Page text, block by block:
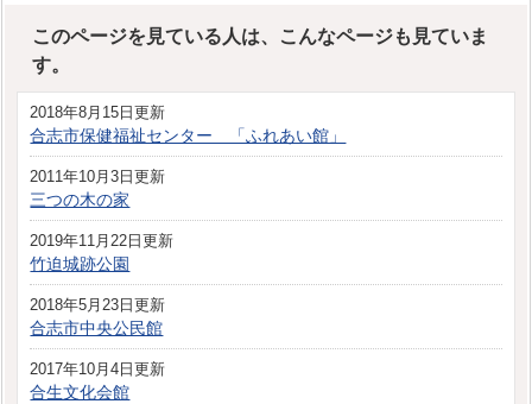
このページを見ている人は、こんなページも見ていま
す。
2018年8月15日更新
合志市保健福祉センター 「ふれあい館」
2011年10月3日更新
三つの木の家
2019年11月22日更新
竹迫城跡公園
2018年5月23日更新
合志市中央公民館
2017年10月4日更新
合生文化会館